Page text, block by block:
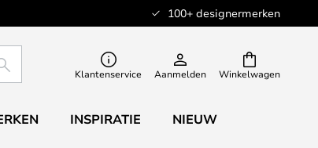
100+ designermerken
Winkelwagen
ZOEKEN Klantenservice Aanmelden
INSPIRATIE NIEUW